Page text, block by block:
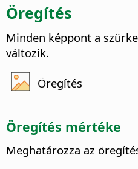
Öregítés
Minden képpont a
változik.
Öregítés
Öregítés mértéke
Meghatározza az